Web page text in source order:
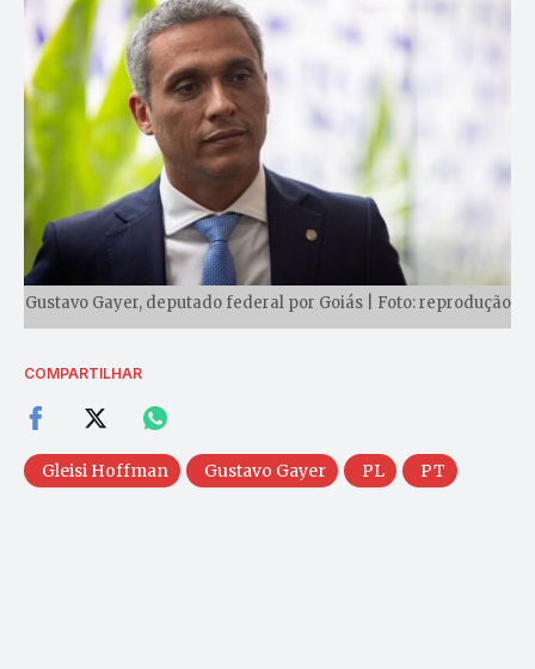
Gustavo Gayer, deputado federal por Goiás | Foto: reprodução
COMPARTILHAR
Gleisi Hoffman Gustavo Gayer PL PT